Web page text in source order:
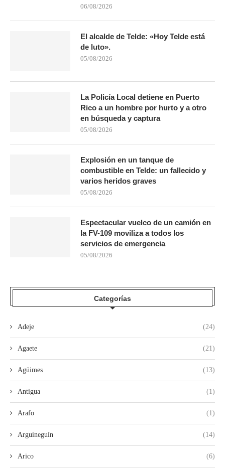
06/08/2026
El alcalde de Telde: «Hoy Telde está
de luto».
05/08/2026
La Policía Local detiene en Puerto
Rico a un hombre por hurto y a otro
en búsqueda y captura
05/08/2026
Explosión en un tanque de
combustible en Telde: un fallecido y
varios heridos graves
05/08/2026
Espectacular vuelco de un camión en
la FV-109 moviliza a todos los
servicios de emergencia
05/08/2026
Categorías
Adeje (24)
Agaete (21)
Agüimes (13)
Antigua (1)
Arafo (1)
Arguineguín (14)
Arico (6)